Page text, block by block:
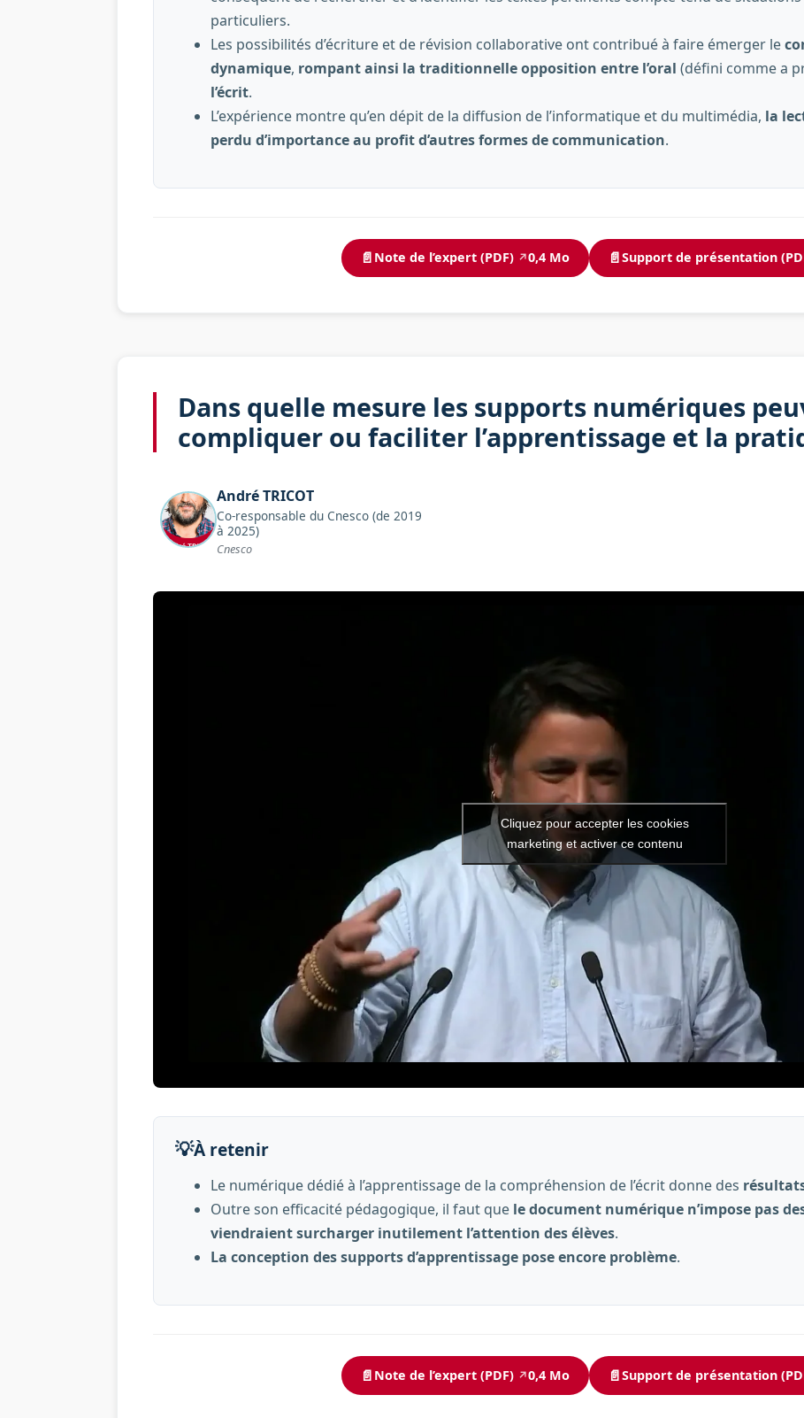
particuliers.
Les possibilités d’écriture et de révision collaborative ont contribué à faire émerger le
dynamique, rompant ainsi la traditionnelle opposition entre l’oral (défini comme a
l’écrit.
L’expérience montre qu’en dépit de la diffusion de l’informatique et du multimédia, la
perdu d’importance au profit d’autres formes de communication.
📄 Note de l’expert (PDF) ↗0,4 Mo 📄Support de présentation
Dans quelle mesure les supports numériques
compliquer ou faciliter l’apprentissage et la
AndréTRICOT
Co-responsable du Cnesco (de 2019
à 2025)
Cnesco
Vidéo de l’intervention : Dans
Cliquez pour accepter les cookies
marketing et activer ce contenu
💡À retenir
Le numérique dédié à l’apprentissage de la compréhension de l’écrit donne des
Outre son efficacité pédagogique, il faut que le document numérique n’impose pas
viendraient surcharger inutilement l’attention des élèves.
La conception des supports d’apprentissage pose encore problème.
📄 Note de l’expert (PDF) ↗0,4 Mo 📄Support de présentation